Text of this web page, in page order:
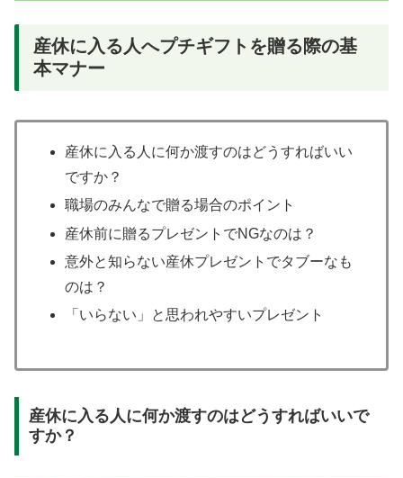
産休に入る人へプチギフトを贈る際の基
本マナー
産休に入る人に何か渡すのはどうすればいい
ですか？
職場のみんなで贈る場合のポイント
産休前に贈るプレゼントでNGなのは？
意外と知らない産休プレゼントでタブーなも
のは？
「いらない」と思われやすいプレゼント
産休に入る人に何か渡すのはどうすればいいで
すか？